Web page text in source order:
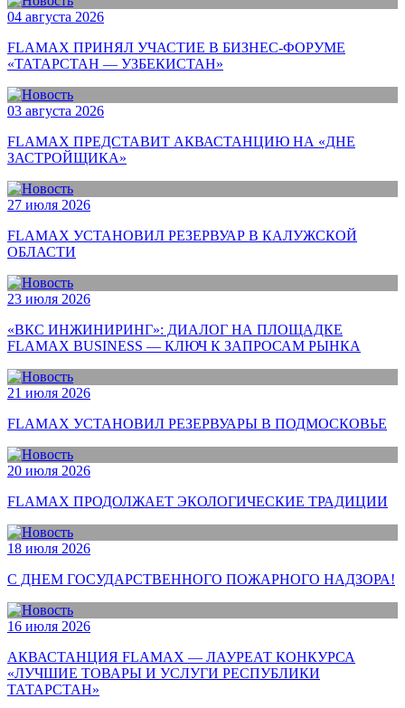
04 августа 2026
FLAMAX ПРИНЯЛ УЧАСТИЕ В БИЗНЕС-ФОРУМЕ
«ТАТАРСТАН — УЗБЕКИСТАН»
03 августа 2026
FLAMAX ПРЕДСТАВИТ АКВАСТАНЦИЮ НА «ДНЕ
ЗАСТРОЙЩИКА»
27 июля 2026
FLAMAX УСТАНОВИЛ РЕЗЕРВУАР В КАЛУЖСКОЙ
ОБЛАСТИ
23 июля 2026
«ВКС ИНЖИНИРИНГ»: ДИАЛОГ НА ПЛОЩАДКЕ
FLAMAX BUSINESS — КЛЮЧ К ЗАПРОСАМ РЫНКА
21 июля 2026
FLAMAX УСТАНОВИЛ РЕЗЕРВУАРЫ В ПОДМОСКОВЬЕ
20 июля 2026
FLAMAX ПРОДОЛЖАЕТ ЭКОЛОГИЧЕСКИЕ ТРАДИЦИИ
18 июля 2026
С ДНЕМ ГОСУДАРСТВЕННОГО ПОЖАРНОГО НАДЗОРА!
16 июля 2026
АКВАСТАНЦИЯ FLAMAX — ЛАУРЕАТ КОНКУРСА
«ЛУЧШИЕ ТОВАРЫ И УСЛУГИ РЕСПУБЛИКИ
ТАТАРСТАН»